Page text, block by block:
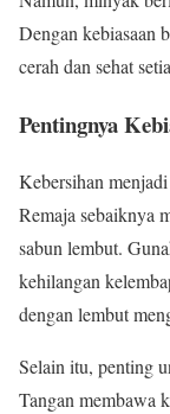
Dengan kebiasaan
cerah dan sehat
Pentingnya
Kebersihan
Remaja sebaiknya
sabun lembut.
kehilangan
dengan lembut
Selain itu, penting
Tangan membawa